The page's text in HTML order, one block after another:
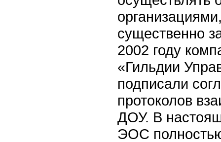
существенно
2002 году
«Гильдии
подписали
протоколов
ДОУ. В
ЭОС